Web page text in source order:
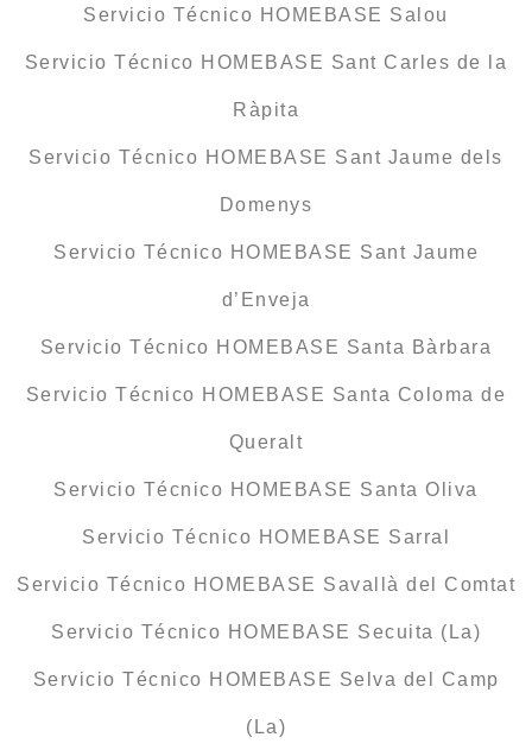
Servicio Técnico HOMEBASE Salou
Servicio Técnico HOMEBASE Sant Carles de la
Ràpita
Servicio Técnico HOMEBASE Sant Jaume dels
Domenys
Servicio Técnico HOMEBASE Sant Jaume
d’Enveja
Servicio Técnico HOMEBASE Santa Bàrbara
Servicio Técnico HOMEBASE Santa Coloma de
Queralt
Servicio Técnico HOMEBASE Santa Oliva
Servicio Técnico HOMEBASE Sarral
Servicio Técnico HOMEBASE Savallà del Comtat
Servicio Técnico HOMEBASE Secuita (La)
Servicio Técnico HOMEBASE Selva del Camp
(La)